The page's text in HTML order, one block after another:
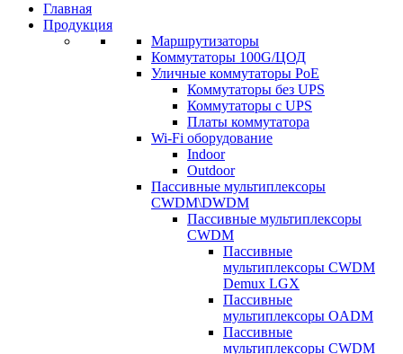
Главная
Продукция
Маршрутизаторы
Коммутаторы 100G/ЦОД
Уличные коммутаторы PoE
Коммутаторы без UPS
Коммутаторы с UPS
Платы коммутатора
Wi-Fi оборудование
Indoor
Outdoor
Пассивные мультиплексоры
CWDM\DWDM
Пассивные мультиплексоры
CWDM
Пассивные
мультиплексоры CWDM
Demux LGX
Пассивные
мультиплексоры OADM
Пассивные
мультиплексоры CWDM